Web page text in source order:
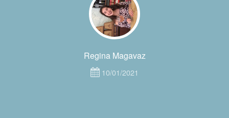
Regina Magavaz
10/01/2021